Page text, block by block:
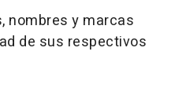
nombres y marcas
de sus respectivos